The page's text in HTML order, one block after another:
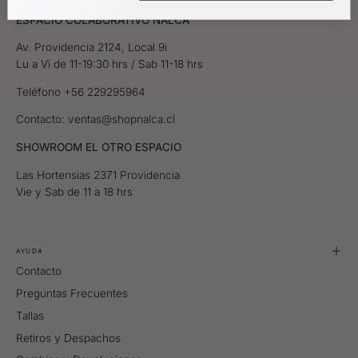
ESPACIO COLABORATIVO NALCA
Av. Providencia 2124, Local 9i
Lu a Vi de 11-19:30 hrs / Sab 11-18 hrs
Teléfono +56 229295964
Contacto: ventas@shopnalca.cl
SHOWROOM EL OTRO ESPACIO
Las Hortensias 2371 Providencia
Vie y Sab de 11 a 18 hrs
AYUDA
Contacto
Preguntas Frecuentes
Tallas
Retiros y Despachos